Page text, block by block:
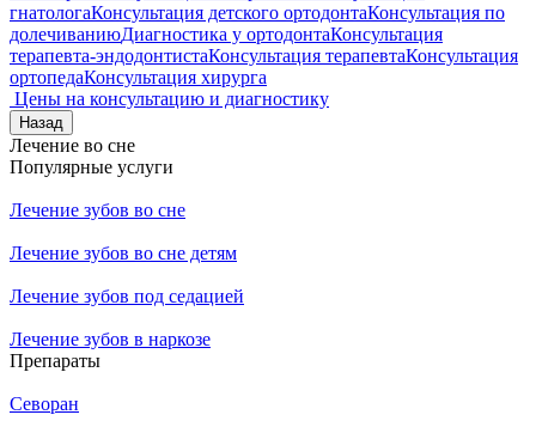
гнатологаКонсультация детского ортодонтаКонсультация по
долечиваниюДиагностика у ортодонтаКонсультация
терапевта-эндодонтистаКонсультация терапевтаКонсультация
ортопедаКонсультация хирурга
Цены на консультацию и диагностику
Назад
Лечение во сне
Популярные услуги
Лечение зубов во сне
Лечение зубов во сне детям
Лечение зубов под седацией
Лечение зубов в наркозе
Препараты
Севоран